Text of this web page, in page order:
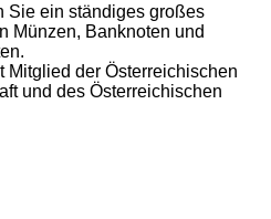
Sie ein ständiges großes
Münzen, Banknoten und
Mitglied der Österreichischen
und des Österreichischen